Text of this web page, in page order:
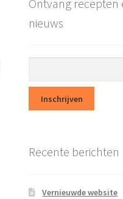
Ontvang recepten
nieuws
Recente berichten
Vernieuwde website